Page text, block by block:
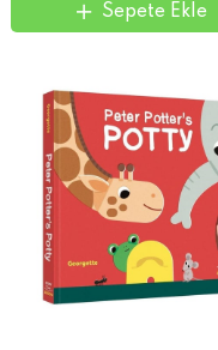
Sepete Ekle